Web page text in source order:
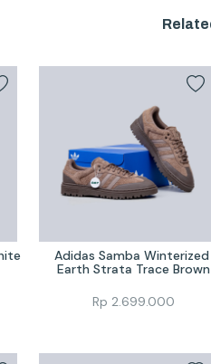
Adidas Samba Winterized
Earth Strata Trace Brown
Rp 2.699.000